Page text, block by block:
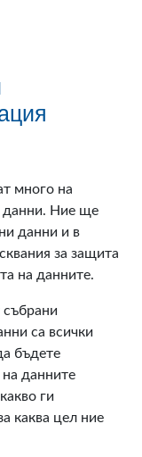
много на
данни. Ние ще
данни и в
за защита
на данните.
събрани
са всички
бъдете
на данните
ги
каква цел ние